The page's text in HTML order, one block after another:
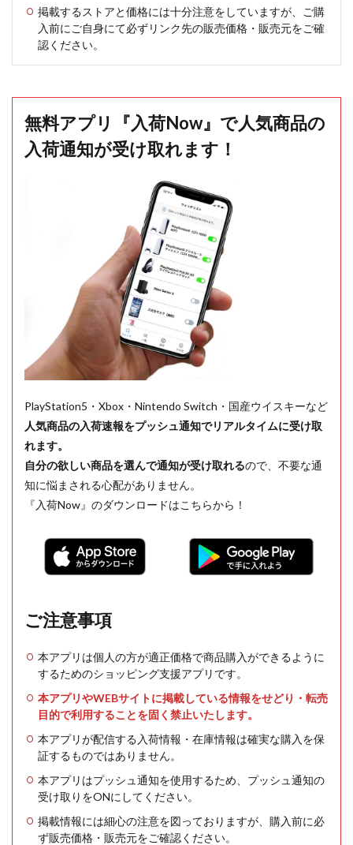
掲載するストアと価格には十分注意をしていますが、ご購
入前にご自身にて必ずリンク先の販売価格・販売元をご確
認ください。
無料アプリ『入荷Now』で人気商品の
入荷通知が受け取れます！
PlayStation5・Xbox・Nintendo Switch・国産ウイスキーなど
人気商品の入荷速報をプッシュ通知でリアルタイムに受け取
れます。
自分の欲しい商品を選んで通知が受け取れるので、不要な通
知に悩まされる心配がありません。
『入荷Now』のダウンロードはこちらから！
ご注意事項
本アプリは個人の方が適正価格で商品購入ができるように
するためのショッピング支援アプリです。
本アプリやWEBサイトに掲載している情報をせどり・転売
目的で利用することを固く禁止いたします。
本アプリが配信する入荷情報・在庫情報は確実な購入を保
証するものではありません。
本アプリはプッシュ通知を使用するため、プッシュ通知の
受け取りをONにしてください。
掲載情報には細心の注意を図っておりますが、購入前に必
ず販売価格・販売元をご確認ください。